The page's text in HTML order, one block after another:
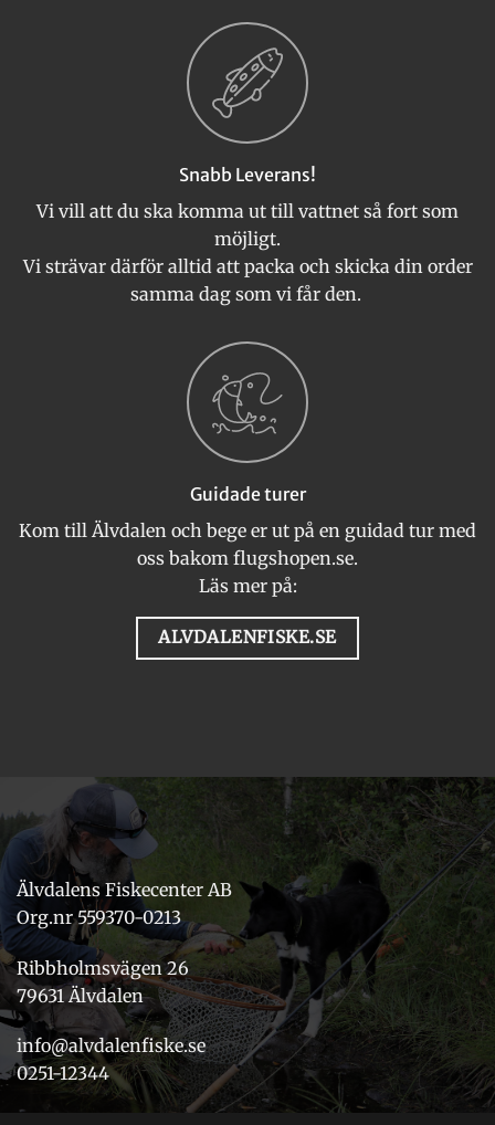
Snabb Leverans!
Vi vill att du ska komma ut till vattnet så fort som
möjligt.
Vi strävar därför alltid att packa och skicka din order
samma dag som vi får den.
Guidade turer
Kom till Älvdalen och bege er ut på en guidad tur med
oss bakom flugshopen.se.
Läs mer på:
ALVDALENFISKE.SE
Älvdalens Fiskecenter AB
Org.nr 559370-0213
Ribbholmsvägen 26
79631 Älvdalen
info@alvdalenfiske.se
0251-12344